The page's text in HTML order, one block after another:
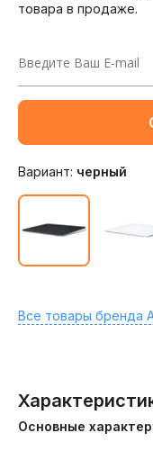
товара в продаже.
Вариант: черный
Все товары бренда
Основные